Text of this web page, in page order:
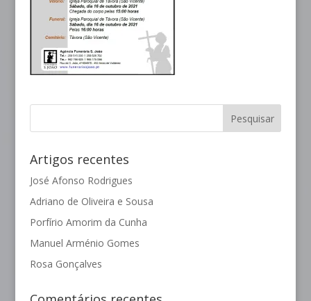
Artigos recentes
José Afonso Rodrigues
Adriano de Oliveira e Sousa
Porfírio Amorim da Cunha
Manuel Arménio Gomes
Rosa Gonçalves